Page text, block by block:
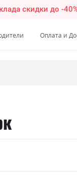
скидки до -
Оплата и